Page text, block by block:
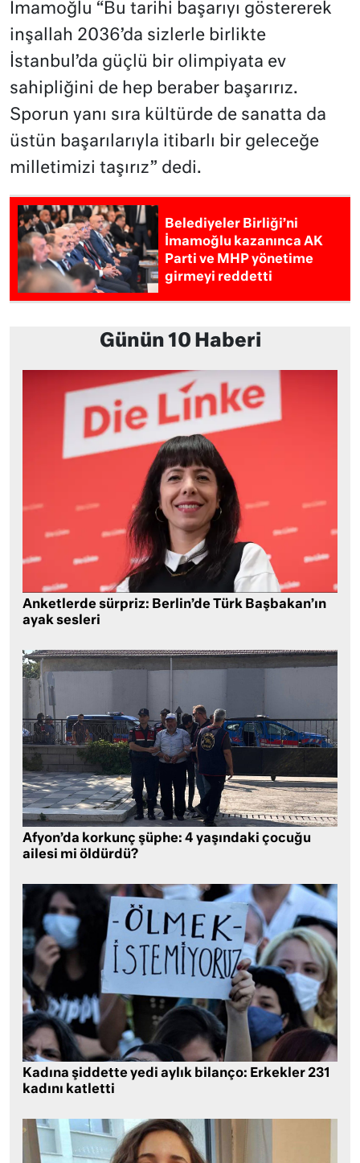
İmamoğlu “Bu tarihi başarıyı göstererek
inşallah 2036’da sizlerle birlikte
İstanbul’da güçlü bir olimpiyata ev
sahipliğini de hep beraber başarırız.
Sporun yanı sıra kültürde de sanatta da
üstün başarılarıyla itibarlı bir geleceğe
milletimizi taşırız” dedi.
Belediyeler Birliği’ni
İmamoğlu kazanınca AK
Parti ve MHP yönetime
girmeyi reddetti
Günün 10 Haberi
Anketlerde sürpriz: Berlin’de Türk Başbakan’ın
ayak sesleri
Afyon’da korkunç şüphe: 4 yaşındaki çocuğu
ailesi mi öldürdü?
Kadına şiddette yedi aylık bilanço: Erkekler 231
kadını katletti